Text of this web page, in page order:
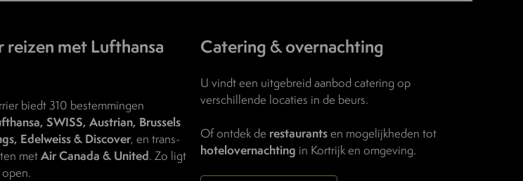
met Lufthansa
biedt 310 bestemmingen
SWISS, Austrian, Brussels
Edelweiss & Discover, en trans-
metAir Canada & United. Zo ligt
Catering & overnachting
U vindt een uitgebreid aanbod catering op
verschillende locaties in de beurs.
Of ontdek de restaurantsen mogelijkheden tot
hotelovernachting in Kortrijk en omgeving.